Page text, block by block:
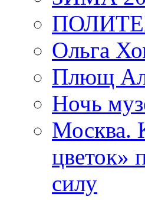
Ольга
Плющ
Ночь
Москва.
цветок»
силу